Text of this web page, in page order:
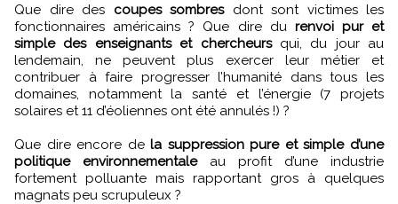
Que dire des coupes sombresdont sont victimes les
fonctionnaires américains ? Que dire du renvoi pur et
simple des enseignants et chercheursqui, du jour au
lendemain, ne peuvent plus exercer leur métier et
contribuer à faire progresser l’humanité dans tous les
domaines, notamment la santé et l’énergie (7 projets
solaires et 11 d’éoliennes ont été annulés !) ?
Que dire encore dela suppression pure et simple d’une
politique environnementale au profit d’une industrie
fortement polluante mais rapportant gros à quelques
magnats peu scrupuleux ?